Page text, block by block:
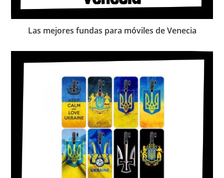
Las mejores fundas para móviles de Venecia